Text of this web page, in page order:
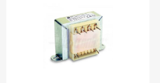
pannello
quantità